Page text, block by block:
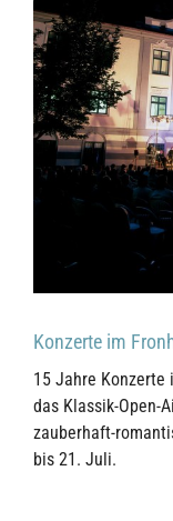
Konzerte im
15 Jahre
das Klassik-Open-
zauberhaft-
bis 21. Juli.